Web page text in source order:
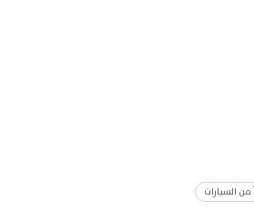
السيارات